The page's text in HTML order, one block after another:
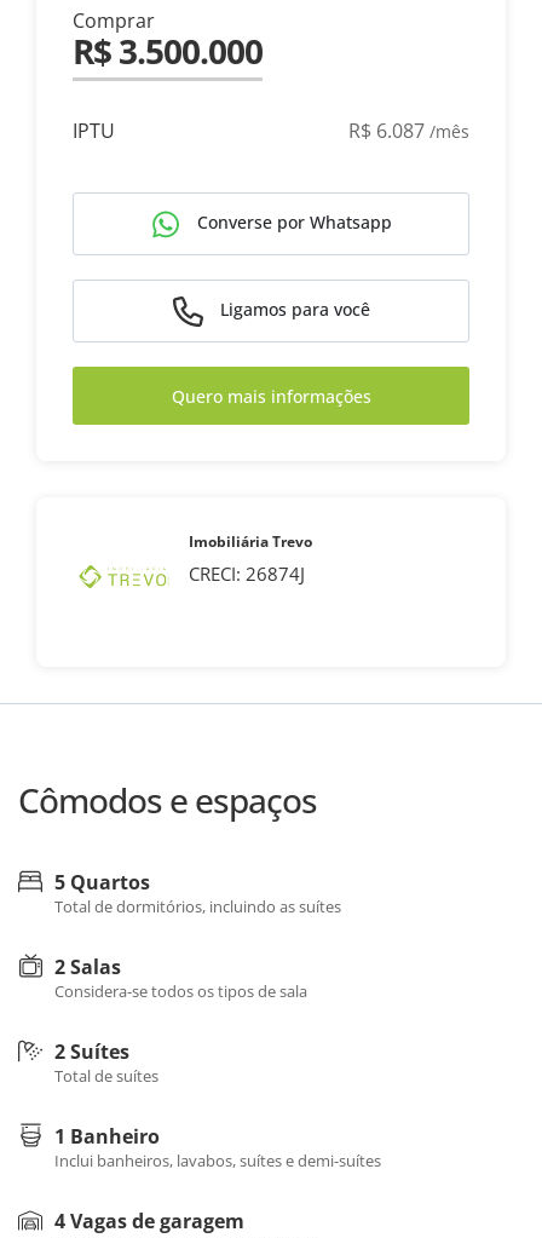
Comprar
R$ 3.500.000
IPTU R$ 6.087 /mês
Converse por Whatsapp
Ligamos para você
Quero mais informações
Imobiliária Trevo
CRECI: 26874J
Cômodos e espaços
5 Quartos
Total de dormitórios, incluindo as suítes
2 Salas
Considera-se todos os tipos de sala
2 Suítes
Total de suítes
1 Banheiro
Inclui banheiros, lavabos, suítes e demi-suítes
4 Vagas de garagem